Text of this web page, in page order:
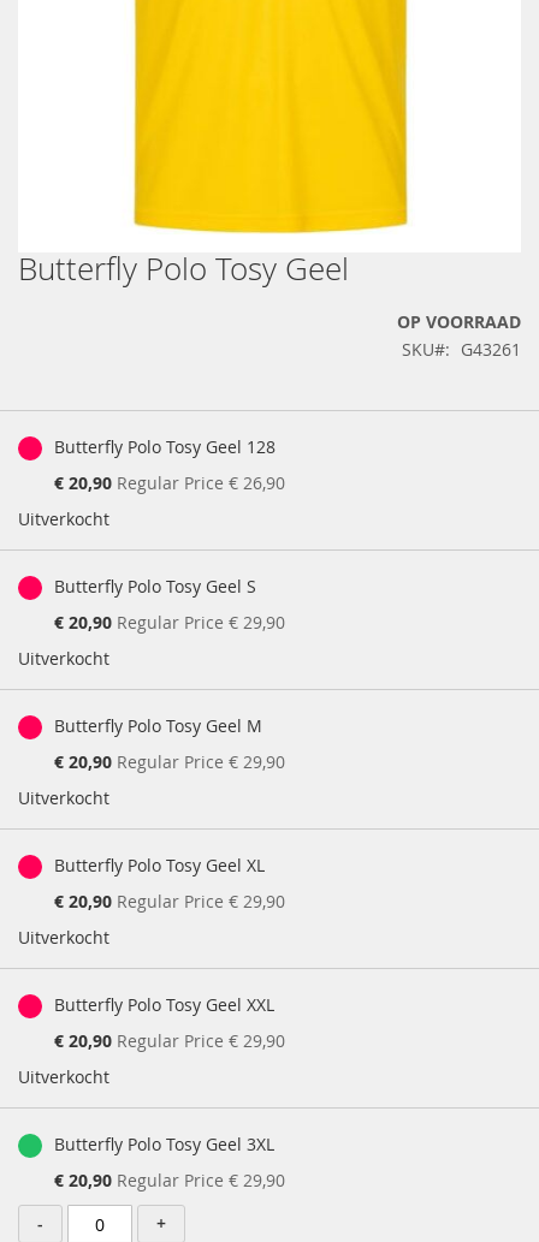
Ga
naar
afbeeldingen-
gallerij
Butterfly Polo Tosy Geel
OP VOORRAAD
SKU
G43261
productartikelen
Butterfly Polo Tosy Geel 128
Special
€ 20,90 Regular Price € 26,90
Uitverkocht
Butterfly Polo Tosy Geel S
Special
€ 20,90 Regular Price € 29,90
Uitverkocht
Butterfly Polo Tosy Geel M
Special
€ 20,90 Regular Price € 29,90
Uitverkocht
Butterfly Polo Tosy Geel XL
Special
€ 20,90 Regular Price € 29,90
Uitverkocht
Butterfly Polo Tosy Geel XXL
Special
€ 20,90 Regular Price € 29,90
Uitverkocht
Butterfly Polo Tosy Geel 3XL
Special
Price
€ 20,90 Regular Price € 29,90
-
+